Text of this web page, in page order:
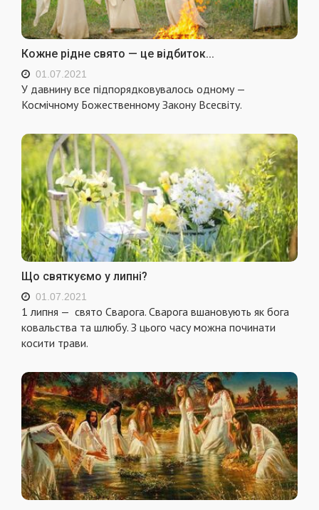
Кожне рідне свято — це відбиток...
01.07.2021
У давнину все підпорядковувалось одному —
Космічному Божественному Закону Всесвіту.
Що святкуємо у липні?
01.07.2021
1 липня — свято Сварога. Сварога вшановують як бога
ковальства та шлюбу. З цього часу можна починати
косити трави.